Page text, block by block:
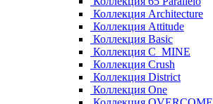
Коллекция Architecture
Коллекция Attitude
Коллекция Basic
Коллекция C_MINE
Коллекция Crush
Коллекция District
Коллекция One